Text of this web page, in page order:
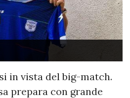
in vista del big-match.
prepara con grande